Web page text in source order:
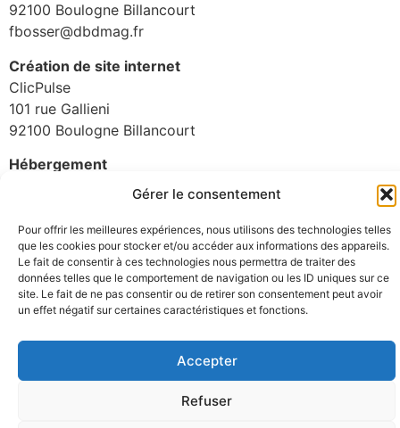
Gérer le consentement
Pour offrir les meilleures expériences, nous utilisons des technologies telles
que les cookies pour stocker et/ou accéder aux informations des appareils.
Le fait de consentir à ces technologies nous permettra de traiter des
données telles que le comportement de navigation ou les ID uniques sur ce
site. Le fait de ne pas consentir ou de retirer son consentement peut avoir
un effet négatif sur certaines caractéristiques et fonctions.
Accepter
Refuser
92100 Boulogne Billancourt
fbosser@dbdmag.fr
Création de site internet
ClicPulse
101 rue Gallieni
92100 Boulogne Billancourt
Hébergement
Service Consommateur – BP 438 – 75366 Paris Cedex
08
NOS
INFORMATIONS
92100 Boulogne
NOS
CONDITIONS
générales de vente
Mentions légales
SUIVEZ-NOUS